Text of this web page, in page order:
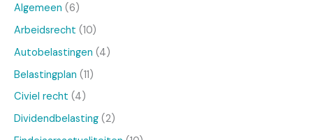
Algemeen (6)
Arbeidsrecht (10)
Autobelastingen (4)
Belastingplan (11)
Civiel recht (4)
Dividendbelasting (2)